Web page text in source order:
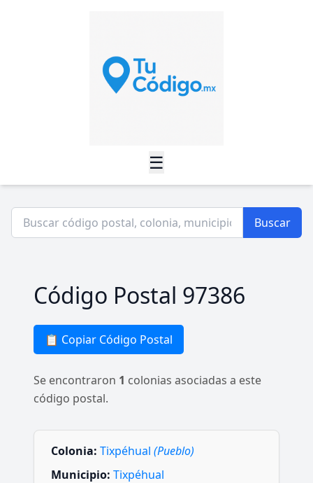
☰
Buscar
Código Postal 97386
📋 Copiar Código Postal
Se encontraron 1 colonias asociadas a este
código postal.
Colonia: Tixpéhual (Pueblo)
Municipio: Tixpéhual